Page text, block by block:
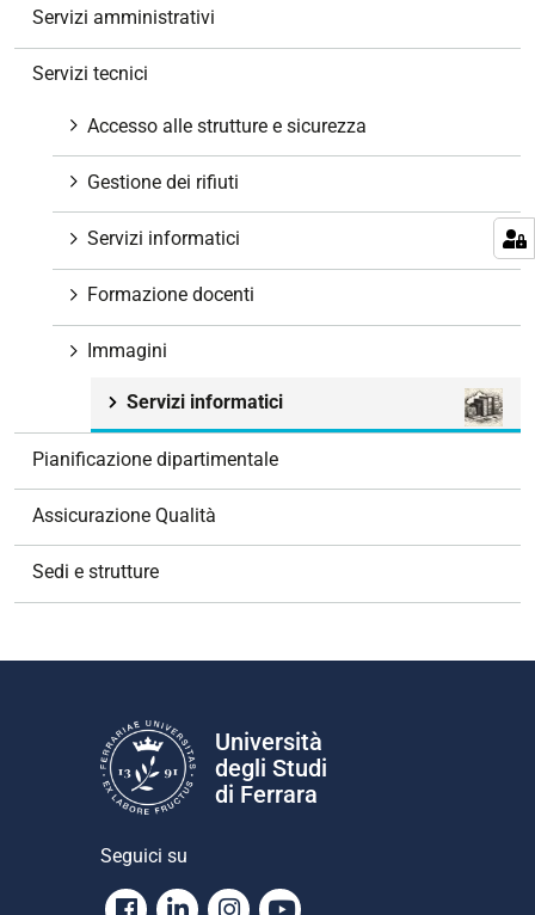
Servizi amministrativi
Servizi tecnici
Accesso alle strutture e sicurezza
Gestione dei rifiuti
Servizi informatici
Formazione docenti
Immagini
Servizi informatici
Pianificazione dipartimentale
Assicurazione Qualità
Sedi e strutture
Università
degli Studi
di Ferrara
Seguici su
Facebook
LinkedinInstagram
Youtube